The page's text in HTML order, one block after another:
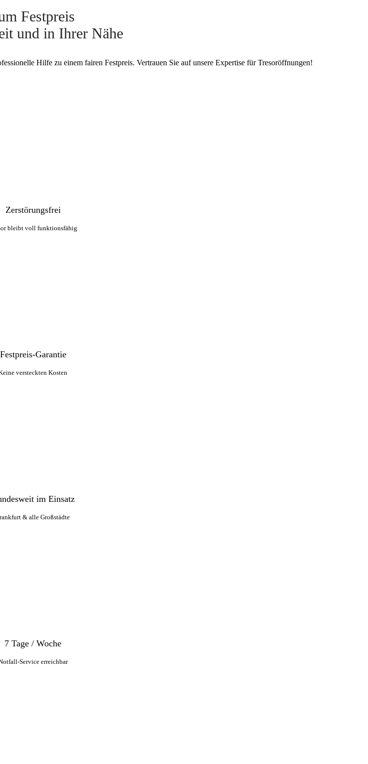
Festpreis
und in Ihrer Nähe
Hilfe zu einem fairen Festpreis. Vertrauen Sie auf unsere Expertise für Tresoröffnungen!
Zerstörungsfrei
bleibt voll funktionsfähig
Festpreis-Garantie
versteckten Kosten
im Einsatz
& alle Großstädte
7 Tage / Woche
Service erreichbar